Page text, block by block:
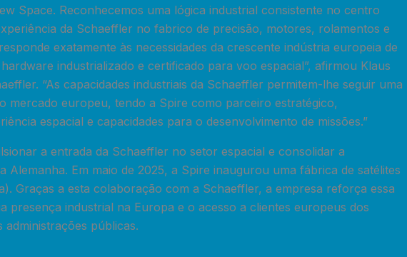
Space. Reconhecemos uma lógica industrial consistente no centro
da Schaeffler no fabrico de precisão, motores, rolamentos e
exatamente às necessidades da crescente indústria europeia de
industrializado e certificado para voo espacial”, afirmou Klaus
“As capacidades industriais da Schaeffler permitem-lhe seguir uma
mercado europeu, tendo a Spire como parceiro estratégico,
espacial e capacidades para o desenvolvimento de missões.”
a entrada da Schaeffler no setor espacial e consolidar a
Alemanha. Em maio de 2025, a Spire inaugurou uma fábrica de satélites
Graças a esta colaboração com a Schaeffler, a empresa reforça essa
presença industrial na Europa e o acesso a clientes europeus dos
administrações públicas.